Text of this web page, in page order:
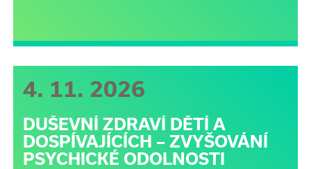
4. 11. 2026
DUŠEVNÍ ZDRAVÍ DĚTÍ A
DOSPÍVAJÍCÍCH – ZVYŠOVÁNÍ
PSYCHICKÉ ODOLNOSTI